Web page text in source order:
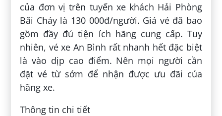
của đơn vị trên tuyến xe khách Hải Phòng
Bãi Cháy là 130 000đ/người. Giá vé đã bao
gồm đầy đủ tiện ích hãng cung cấp. Tuy
nhiên, vé xe An Bình rất nhanh hết đặc biệt
là vào dịp cao điểm. Nên mọi người cần
đặt vé từ sớm để nhận được ưu đãi của
hãng xe.
Thông tin chi tiết